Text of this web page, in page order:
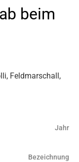
beim
Feldmarschall,
Jahr
Bezeichnung